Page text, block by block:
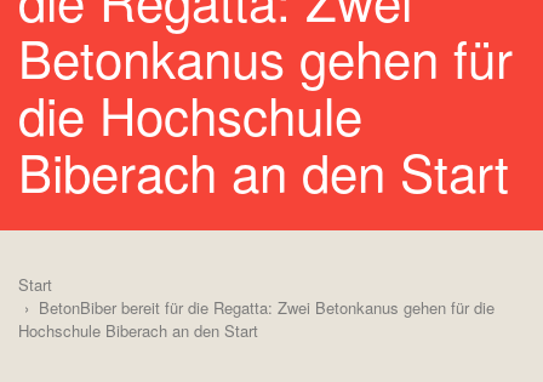
Betonkanus gehen für
die Hochschule
Biberach an den Start
Start
BetonBiber bereit für die Regatta: Zwei Betonkanus gehen für die
Hochschule Biberach an den Start